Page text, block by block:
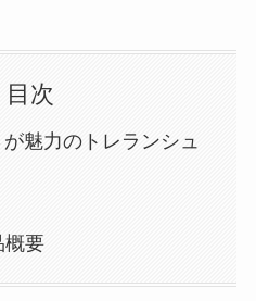
目次
魅力のトレランシュ
概要